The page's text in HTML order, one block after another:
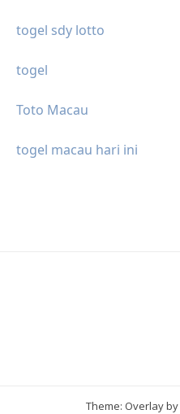
togel sdy lotto
togel
Toto Macau
togel macau hari ini
Theme: Overlay by